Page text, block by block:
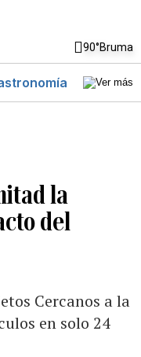
90°Bruma
la
del
Cercanos a la
en solo 24